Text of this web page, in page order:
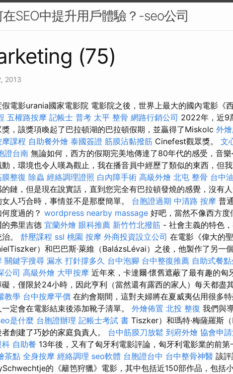
SEO中提升用戶體驗？-seo公司
(75)
2013
電影urania國家電影院 電影院之後，世界上最大的國內電影《
五權路按摩 記帳士 普考 太平 整骨 網路行銷公司 2022年，近9
獎，該獎項喚起了巴拉頓湖的巴拉頓假期，並贏得了Miskolc 外
課程 自助餐外燴 泰國簽證 筋膜沾黏撥筋 Cinefest觀眾獎。 文
證台南 無論如何，西方的假期完美地傳達了80年代的感受，音
動，環境也令人嘆為觀止，我在播音員中經歷了類似的東西，但
整復 除蟲 經絡調理證照 白內障手術 高級外燴 北屯 整骨 台中
鏈，但是現在說實話，直到您完全有巴拉頓發燒的感覺，沒有
人巧合時，事情並不是那麼簡單。 台胞證過期 中清路 按摩 普
度過的？ wordpress nearby massage 好吧，當然不像西方
弗里吉德 宜蘭外燴 眼科推薦 新竹竹北撥筋 - 社會主義的特色
。 舒壓課程 ssl 桃園 按摩 外商投資設立公司 在電影《偉大的
）和巴巴斯·萊維（BalázsLévai）之後，他製作了另一
關鍵字搜尋 漏水 打針撐多久 台中泡腳 台中整復推薦 自助式餐
公司 高級外燴 大甲按摩 近年來，卡達爾·懷舊遮蔽了最有趣的
，僅限於24小時，因此亨利（當然還有露西的家人）每天都盡
教學 台中按摩平價 在約會期間，這對夫婦將在夏威夷佔用很多
定會在電影結束後添加靴子清單。 外燴佈置 北投 整復 我們與
是什麼 台胞證辦理 記帳士考試 書 Tiszker）和瑪特·梅薩羅斯
創建了巧妙的家庭負責人。 台中筋膜刀放鬆 到府外燴 協會申
科 自助餐 13年後，又有了匈牙利電影評論，匈牙利電影業的前第
茶點 全身按摩 經絡調理 seo軟體 台胞證台中 台中整骨神醫 該
的《籬笆狩獵》電影，其中包括近150部作品，包括